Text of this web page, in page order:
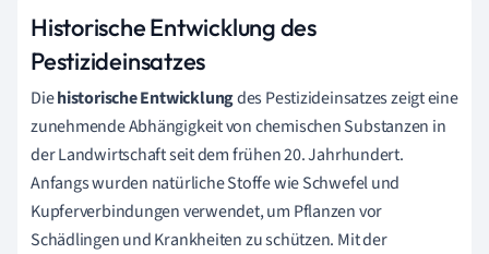
Historische Entwicklung des
Pestizideinsatzes
Diehistorische Entwicklungdes Pestizideinsatzes zeigt eine
zunehmende Abhängigkeit von chemischen Substanzen in
der Landwirtschaft seit dem frühen 20. Jahrhundert.
Anfangs wurden natürliche Stoffe wie Schwefel und
Kupferverbindungen verwendet, um Pflanzen vor
Schädlingen und Krankheiten zu schützen. Mit der